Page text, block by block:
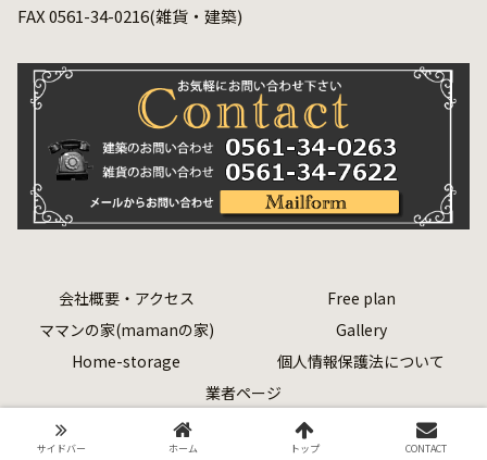
FAX 0561-34-0216(雑貨・建築)
会社概要・アクセス
Free plan
ママンの家(mamanの家)
Gallery
Home-storage
個人情報保護法について
業者ページ
Copyright © 2020 有限会社 安達建築 All Rights Reserved.
サイドバー ホーム トップ CONTACT